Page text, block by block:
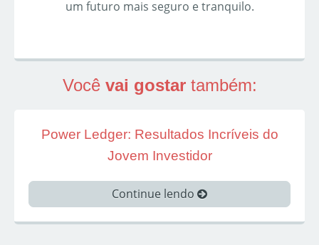
um futuro mais seguro e tranquilo.
Você vai gostartambém:
Power Ledger: Resultados Incríveis do
Jovem Investidor
Continue lendo